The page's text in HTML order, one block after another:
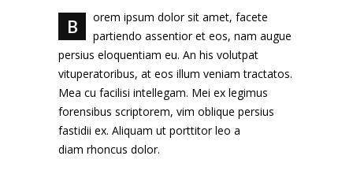
B
orem ipsum dolor sit amet, facete
partiendo assentior et eos, nam augue
persius eloquentiam eu. An his volutpat
vituperatoribus, at eos illum veniam tractatos.
Mea cu facilisi intellegam. Mei ex legimus
forensibus scriptorem, vim oblique persius
fastidii ex. Aliquam ut porttitor leo a
diam rhoncus dolor.